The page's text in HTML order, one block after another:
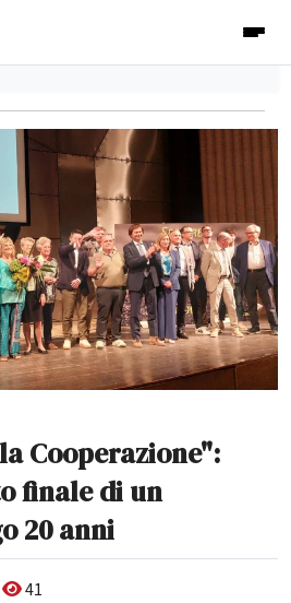
Cooperazione":
finale di un
20 anni
41